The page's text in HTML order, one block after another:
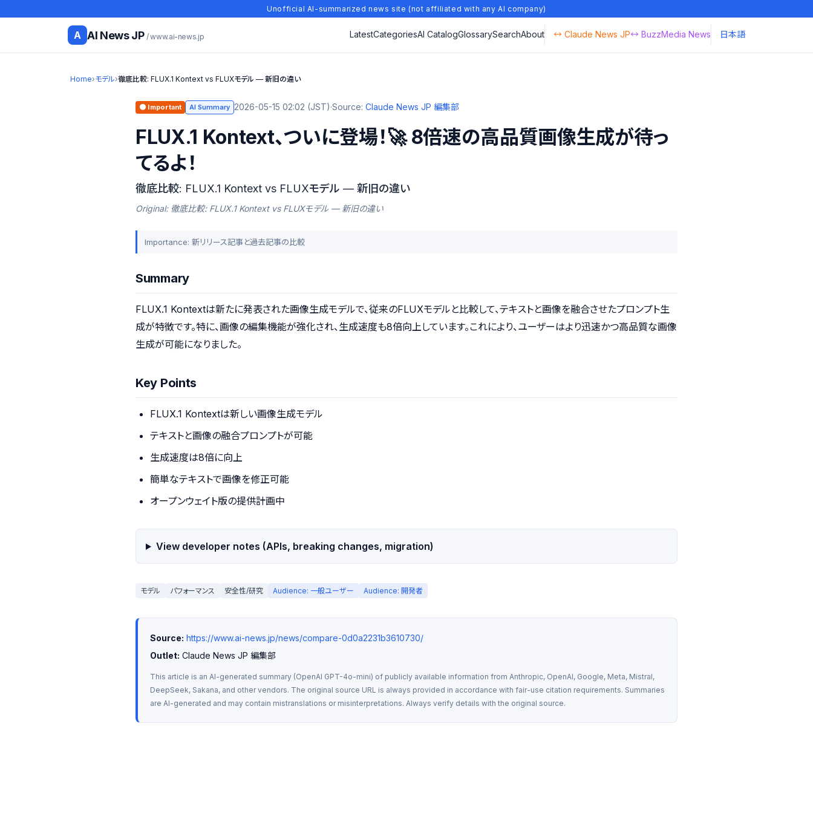
Unofficial AI-summarized news site (not affiliated with any AI company)
A AI News JP / www.ai-news.jp LatestCategoriesAI CatalogGlossarySearchAbout ↔ Claude News JP↔ BuzzMedia News 日本語
Home›モデル›徹底比較: FLUX.1 Kontext vs FLUXモデル — 新旧の違い
🟠 Important AI Summary 2026-05-15 02:02 (JST)·Source:Claude News JP 編集部
FLUX.1 Kontext、ついに登場！🚀 8倍速の高品質画像生成が待っ
てるよ！
徹底比較: FLUX.1 Kontext vs FLUXモデル — 新旧の違い
Original: 徹底比較: FLUX.1 Kontext vs FLUXモデル — 新旧の違い
Importance: 新リリース記事と過去記事の比較
Summary
FLUX.1 Kontextは新たに発表された画像生成モデルで、従来のFLUXモデルと比較して、テキストと画像を融合させたプロンプト生
成が特徴です。特に、画像の編集機能が強化され、生成速度も8倍向上しています。これにより、ユーザーはより迅速かつ高品質な画像
生成が可能になりました。
Key Points
FLUX.1 Kontextは新しい画像生成モデル
テキストと画像の融合プロンプトが可能
生成速度は8倍に向上
簡単なテキストで画像を修正可能
オープンウェイト版の提供計画中
View developer notes (APIs, breaking changes, migration)
モデル パフォーマンス 安全性/研究 Audience: 一般ユーザー Audience: 開発者
Source: https://www.ai-news.jp/news/compare-0d0a2231b3610730/
Outlet: Claude News JP 編集部
This article is an AI-generated summary (OpenAI GPT-4o-mini) of publicly available information from Anthropic, OpenAI, Google, Meta, Mistral,
DeepSeek, Sakana, and other vendors. The original source URL is always provided in accordance with fair-use citation requirements. Summaries
are AI-generated and may contain mistranslations or misinterpretations. Always verify details with the original source.